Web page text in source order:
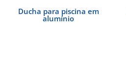
Ducha para piscina em
alumínio